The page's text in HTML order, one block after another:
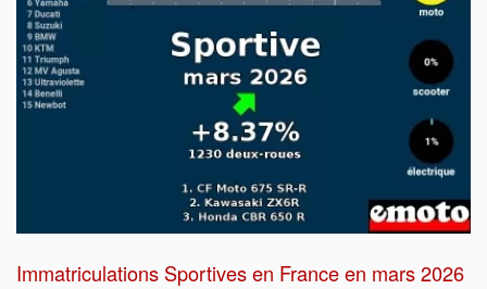
Immatriculations Sportives en France en mars 2026